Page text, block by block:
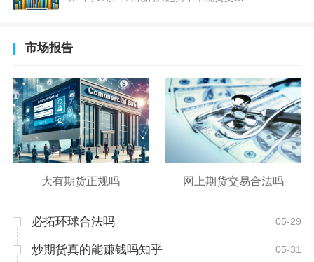
市场报告
大有期货正规吗 网上期货交易合法吗
必拓环球合法吗 05-29
炒期货真的能赚钱吗知乎 05-31